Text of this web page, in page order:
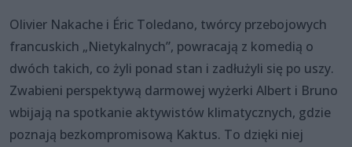
Olivier Nakache i Éric Toledano, twórcy przebojowych
francuskich „Nietykalnych”, powracają z komedią o
dwóch takich, co żyli ponad stan i zadłużyli się po uszy.
Zwabieni perspektywą darmowej wyżerki Albert i Bruno
wbijają na spotkanie aktywistów klimatycznych, gdzie
poznają bezkompromisową Kaktus. To dzięki niej